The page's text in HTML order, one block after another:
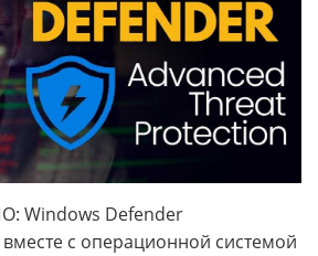
Windows Defender
вместе с операционной системой